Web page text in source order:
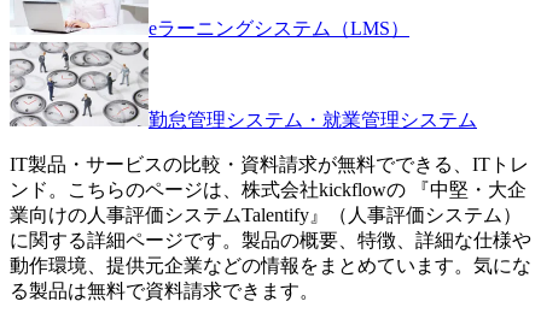
eラーニングシステム（LMS）
勤怠管理システム・就業管理システム
IT製品・サービスの比較・資料請求が無料でできる、ITトレ
ンド。こちらのページは、 株式会社kickflowの 『中堅・大企
業向けの人事評価システムTalentify 』（ 人事評価システム ）
に関する詳細ページです。製品の概要、特徴、詳細な仕様や
動作環境、提供元企業などの情報をまとめています。気にな
る製品は無料で資料請求できます。